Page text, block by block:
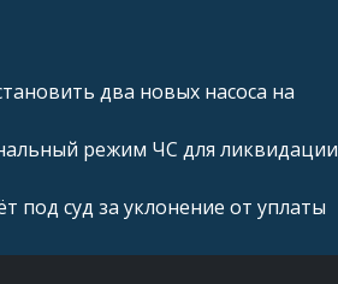
два новых насоса на
режим ЧС для ликвидации
под суд за уклонение от уплаты